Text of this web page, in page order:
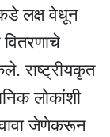
लक्ष वेधून
राष्ट्रीयकृत
लोकांशी
जेणेकरून